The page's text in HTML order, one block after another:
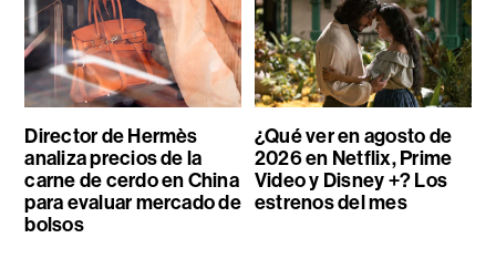
Director de Hermès
analiza precios de la
carne de cerdo en China
para evaluar mercado de
bolsos
¿Qué ver en agosto de
2026 en Netflix, Prime
Video y Disney +? Los
estrenos del mes